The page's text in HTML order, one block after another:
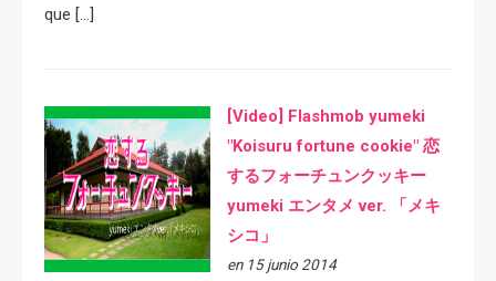
que […]
[Video] Flashmob yumeki
"Koisuru fortune cookie" 恋
するフォーチュンクッキー
yumeki エンタメ ver. 「メキ
シコ」
en 15 junio 2014